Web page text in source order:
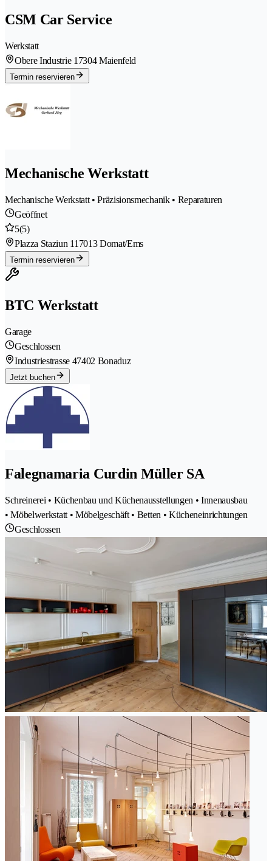
CSM Car Service
Werkstatt
Obere Industrie 1 7304 Maienfeld
Termin reservieren
Mechanische Werkstatt
Mechanische Werkstatt • Präzisionsmechanik • Reparaturen
Geöffnet
5(5)
Plazza Staziun 11 7013 Domat/Ems
Termin reservieren
BTC Werkstatt
Garage
Geschlossen
Industriestrasse 47402 Bonaduz
Jetzt buchen
Falegnamaria Curdin Müller SA
Schreinerei • Küchenbau und Küchenausstellungen • Innenausbau
• Möbelwerkstatt • Möbelgeschäft • Betten • Kücheneinrichtungen
Geschlossen